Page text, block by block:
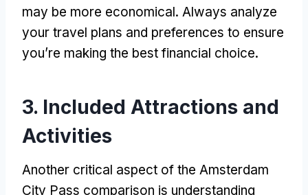
may be more economical. Always analyze
your travel plans and preferences to ensure
you’re making the best financial choice.
3. Included Attractions and
Activities
Another critical aspect of the Amsterdam
City Pass comparison is understanding